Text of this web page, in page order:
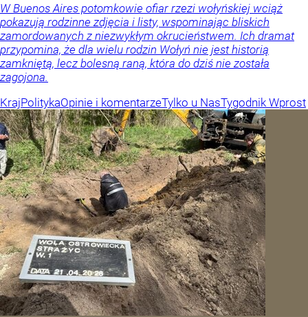
W Buenos Aires potomkowie ofiar rzezi wołyńskiej wciąż
pokazują rodzinne zdjęcia i listy, wspominając bliskich
zamordowanych z niezwykłym okrucieństwem. Ich dramat
przypomina, że dla wielu rodzin Wołyń nie jest historią
zamkniętą, lecz bolesną raną, która do dziś nie została
zagojona.
KrajPolitykaOpinie i komentarzeTylko u NasTygodnik Wprost